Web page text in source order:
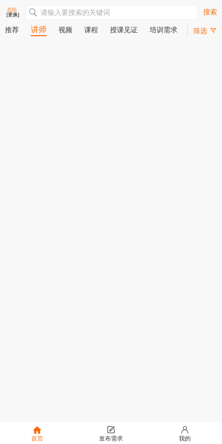
总站
[更换]
搜索
筛选
推荐 讲师 视频 课程 授课见证 培训需求
首页 发布需求 我的